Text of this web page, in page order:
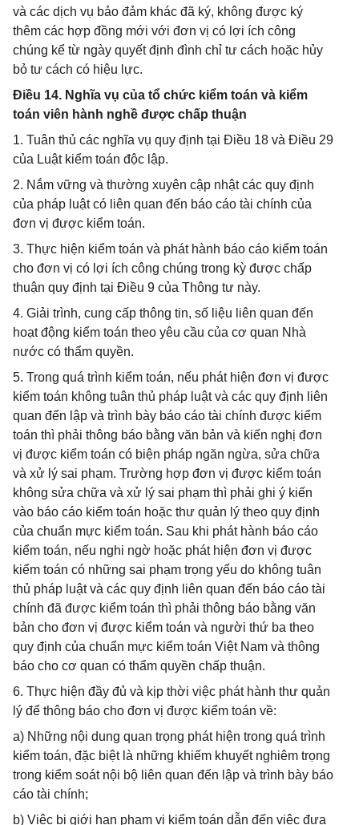
và các dịch vụ bảo đảm khác đã ký, không được ký
thêm các hợp đồng mới với đơn vị có lợi ích công
chúng kể từ ngày quyết định đình chỉ tư cách hoặc hủy
bỏ tư cách có hiệu lực.
Điều 14. Nghĩa vụ của tổ chức kiểm toán và kiểm
toán viên hành nghề được chấp thuận
1. Tuân thủ các nghĩa vụ quy định tại Điều 18 và Điều 29
của Luật kiểm toán độc lập.
2. Nắm vững và thường xuyên cập nhật các quy định
của pháp luật có liên quan đến báo cáo tài chính của
đơn vị được kiểm toán.
3. Thực hiện kiểm toán và phát hành báo cáo kiểm toán
cho đơn vị có lợi ích công chúng trong kỳ được chấp
thuận quy định tại Điều 9 của Thông tư này.
4. Giải trình, cung cấp thông tin, số liệu liên quan đến
hoạt động kiểm toán theo yêu cầu của cơ quan Nhà
nước có thẩm quyền.
5. Trong quá trình kiểm toán, nếu phát hiện đơn vị được
kiểm toán không tuân thủ pháp luật và các quy định liên
quan đến lập và trình bày báo cáo tài chính được kiểm
toán thì phải thông báo bằng văn bản và kiến nghị đơn
vị được kiểm toán có biện pháp ngăn ngừa, sửa chữa
và xử lý sai phạm. Trường hợp đơn vị được kiểm toán
không sửa chữa và xử lý sai phạm thì phải ghi ý kiến
vào báo cáo kiểm toán hoặc thư quản lý theo quy định
của chuẩn mực kiểm toán. Sau khi phát hành báo cáo
kiểm toán, nếu nghi ngờ hoặc phát hiện đơn vị được
kiểm toán có những sai phạm trọng yếu do không tuân
thủ pháp luật và các quy định liên quan đến báo cáo tài
chính đã được kiểm toán thì phải thông báo bằng văn
bản cho đơn vị được kiểm toán và người thứ ba theo
quy định của chuẩn mực kiểm toán Việt Nam và thông
báo cho cơ quan có thẩm quyền chấp thuận.
6. Thực hiện đầy đủ và kịp thời việc phát hành thư quản
lý để thông báo cho đơn vị được kiểm toán về:
a) Những nội dung quan trọng phát hiện trong quá trình
kiểm toán, đặc biệt là những khiếm khuyết nghiêm trọng
trong kiểm soát nội bộ liên quan đến lập và trình bày báo
cáo tài chính;
b) Việc bị giới hạn phạm vi kiểm toán dẫn đến việc đưa